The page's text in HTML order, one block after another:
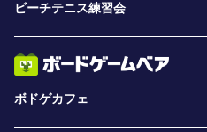
ビーチテニス練習会
ボドゲカフェ